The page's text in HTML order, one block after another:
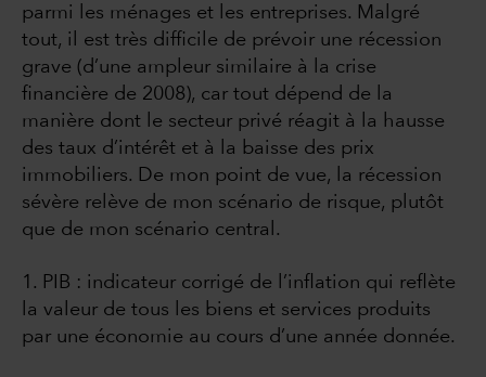
parmi les ménages et les entreprises. Malgré
tout, il est très difficile de prévoir une récession
grave (d’une ampleur similaire à la crise
financière de 2008), car tout dépend de la
manière dont le secteur privé réagit à la hausse
des taux d’intérêt et à la baisse des prix
immobiliers. De mon point de vue, la récession
sévère relève de mon scénario de risque, plutôt
que de mon scénario central.
1. PIB : indicateur corrigé de l’inflation qui reflète
la valeur de tous les biens et services produits
par une économie au cours d’une année donnée.